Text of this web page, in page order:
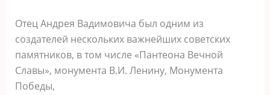
Отец Андрея Вадимовича был одним из
создателей нескольких важнейших советских
памятников, в том числе «Пантеона Вечной
Славы», монумента В.И. Ленину, Монумента
Победы,